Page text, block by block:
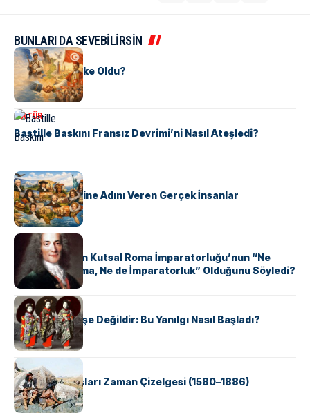
BUNLARI DA SEVEBİLİRSİN
KÜLTÜR
Tunus Nasıl Ülke Oldu?
KÜLTÜR
Bastille Baskını Fransız Devrimi’ni Nasıl Ateşledi?
KÜLTÜR
ABD Eyaletlerine Adını Veren Gerçek İnsanlar
KÜLTÜR
Voltaire Neden Kutsal Roma İmparatorluğu’nun “Ne
Kutsal, Ne Roma, Ne de İmparatorluk” Olduğunu Söyledi?
KÜLTÜR
Geyşalar Fahişe Değildir: Bu Yanılgı Nasıl Başladı?
KÜLTÜR
Apache Savaşları Zaman Çizelgesi (1580–1886)